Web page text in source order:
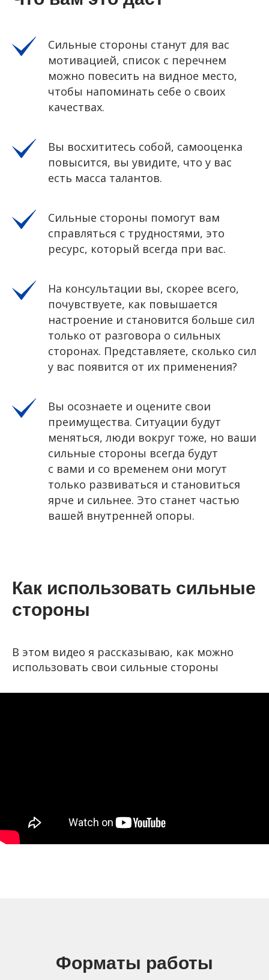
Сильные стороны станут для вас
мотивацией, список с перечнем
можно повесить на видное место,
чтобы напоминать себе о своих
качествах.
Вы восхититесь собой, самооценка
повысится, вы увидите, что у вас
есть масса талантов.
Сильные стороны помогут вам
справляться с трудностями, это
ресурс, который всегда при вас.
На консультации вы, скорее всего,
почувствуете, как повышается
настроение и становится больше сил
только от разговора о сильных
сторонах. Представляете, сколько сил
у вас появится от их применения?
Вы осознаете и оцените свои
преимущества. Ситуации будут
меняться, люди вокруг тоже, но ваши
сильные стороны всегда будут
с вами и со временем они могут
только развиваться и становиться
ярче и сильнее. Это станет частью
вашей внутренней опоры.
Как использовать сильные
стороны
В этом видео я рассказываю, как можно
использовать свои сильные стороны
Форматы работы